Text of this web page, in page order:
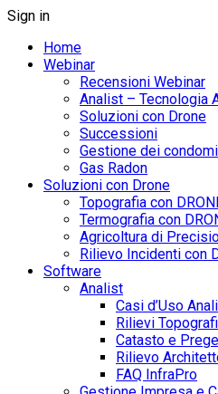
Sign in
Home
Webinar
Recensioni Webinar
Analist – Tecnologia
Soluzioni con Drone
Successioni
Gestione dei
Gas Radon
Soluzioni con Drone
Topografia con
Termografia con
Agricoltura di
Rilievo Incidenti con
Software
Analist
Casi d’Uso
Rilievi
Catasto e
Rilievo
FAQ InfraPro